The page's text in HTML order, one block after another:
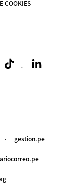
COOKIES
gestion.pe